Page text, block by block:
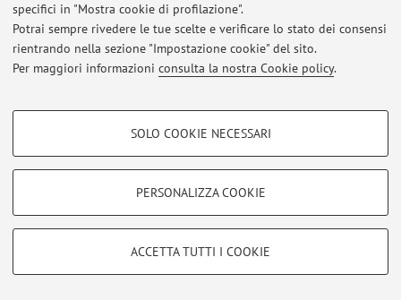
specifici in "Mostra cookie di profilazione".
Potrai sempre rivedere le tue scelte e verificare lo stato dei consensi
rientrando nella sezione "Impostazione cookie" del sito.
Per maggiori informazioni consulta la nostra Cookie policy.
COOKIE DI PROFILAZIONE - FACOLTATIVI
COOKIE TECNICI - NECESSARI
Si tratta di cookie tecnici utilizzati, a titolo esemplificativo, per il corretto
SOLO COOKIE NECESSARI
PERSONALIZZA COOKIE
ACCETTA TUTTI I COOKIE
7.
Titolo: Il processo civile: la comparsa di risposta e la
Klageerwiderung a confronto
Collocazione: S138
Relatore: Wiesmann E.
Parole chiave: N/a
8.
contesto di utilizzo dei termini: proposta per la
realizzazione di un dizionario bilingue sui fondi comuni di